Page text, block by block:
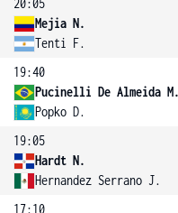
20:05
Mejia N.
Tenti F.
19:40
Pucinelli De Almeida M.
Popko D.
19:05
Hardt N.
Hernandez Serrano J.
17:10